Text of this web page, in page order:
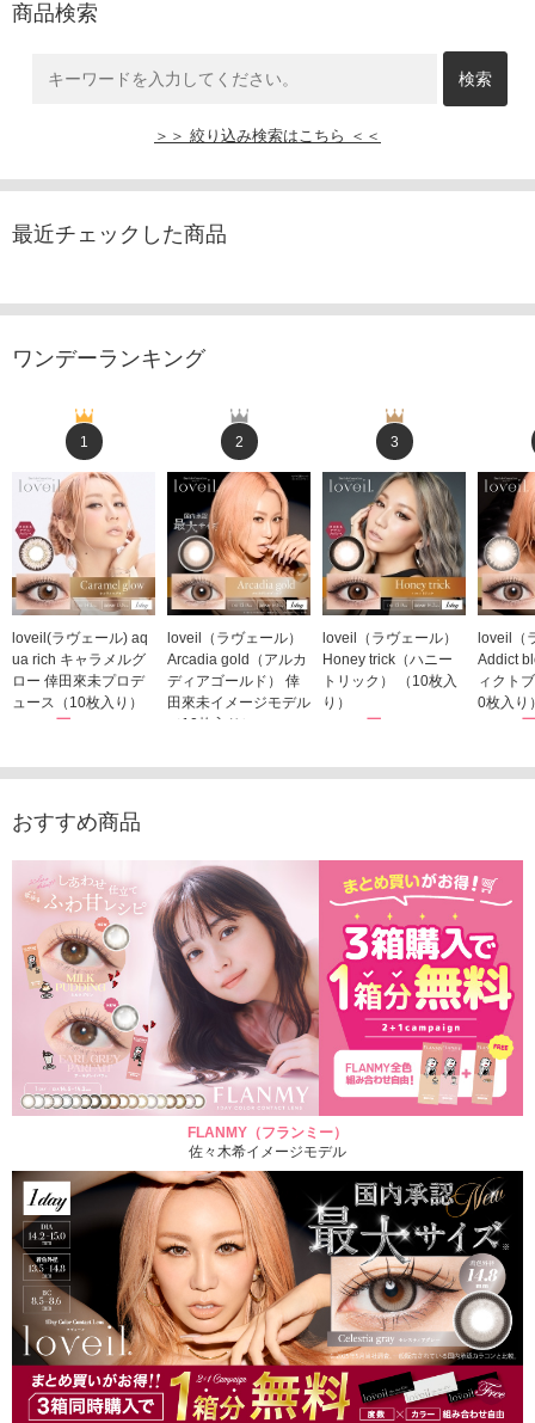
商品検索
＞＞ 絞り込み検索はこちら ＜＜
最近チェックした商品
ワンデーランキング
1
loveil(ラヴェール) aq
ua rich キャラメルグ
ロー 倖田來未プロデ
ュース（10枚入り）
1,760円
2
loveil（ラヴェール）
Arcadia gold（アルカ
ディアゴールド） 倖
田來未イメージモデル
（10枚入り）
3
loveil（ラヴェール）
Honey trick（ハニー
トリック） （10枚入
り）
1,760円
loveil（
Addict
ィクト
0枚入り
1,760
おすすめ商品
FLANMY（フランミー）
佐々木希イメージモデル